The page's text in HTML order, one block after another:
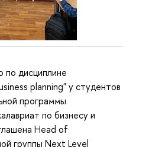
по дисциплине
planning" у студентов
программы
по бизнесу и
Head of
группы Next Level